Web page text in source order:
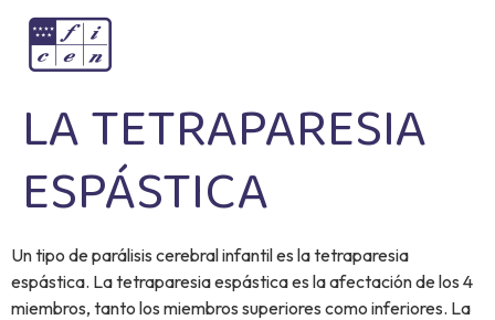
LA TETRAPARESIA
ESPÁSTICA
Un tipo de parálisis cerebral infantil es la tetraparesia
espástica. La tetraparesia espástica es la afectación de los 4
miembros, tanto los miembros superiores como inferiores. La